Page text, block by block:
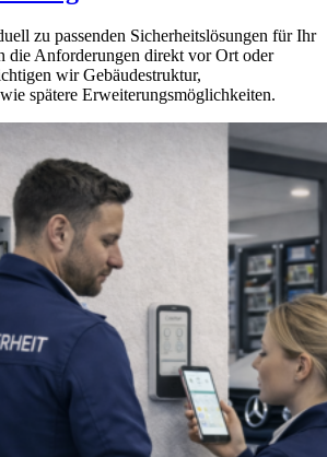
zu passenden Sicherheitslösungen für Ihr
die Anforderungen direkt vor Ort oder
wir Gebäudestruktur,
spätere Erweiterungsmöglichkeiten.